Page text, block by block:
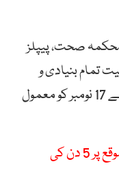
صحت، پیپلز
تمام بنیادی و
ضروری خدمات انجام دینے والے محکمے 17 نومبر کو معمول
متحدہ عرب امارت میں قومی دن کے موقع پر 5 دن کی